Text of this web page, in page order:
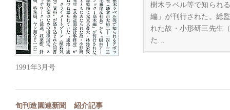
1991年3月号
樹木ラベル等で知られ
編」が刊行された。総
れた故・小形研三先生
た…
旬刊造園連新聞 紹介記事